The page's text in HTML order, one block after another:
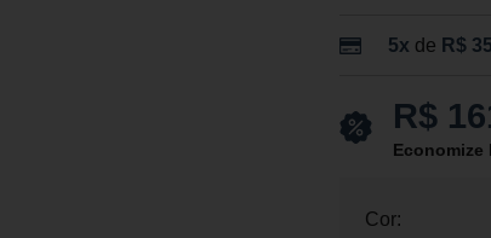
5x de R$
R$
Economize
Cor: